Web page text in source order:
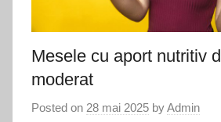
Mesele cu aport nutritiv
moderat
Posted on 28 mai 2025 byAdmin